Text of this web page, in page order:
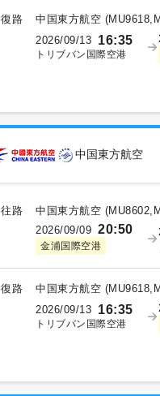
復路 中国東方航空 (
2026/09/13 16:35
トリブバン国際空港
中国東方航空
往路 中国東方航空 (
2026/09/09 20:50
金浦国際空港
復路 中国東方航空 (
2026/09/13 16:35
トリブバン国際空港